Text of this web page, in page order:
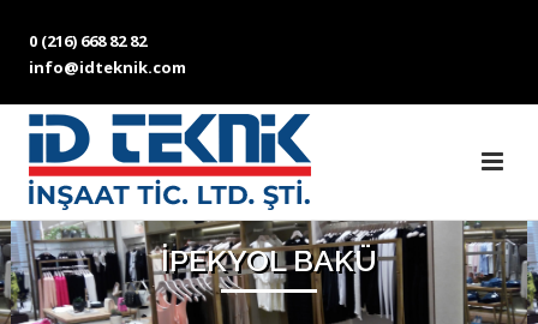
0 (216) 668 82 82
info@idteknik.com
İPEKYOL BAKÜ